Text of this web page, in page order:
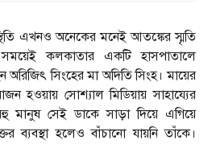
এখনও অনেকের মনেই আতঙ্কের স্মৃতি
কলকাতার একটি হাসপাতালে
অরিজিৎ সিংহের মা অদিতি সিংহ। মায়ের
হওয়ায় সোশ্যাল মিডিয়ায় সাহায্যের
মানুষ সেই ডাকে সাড়া দিয়ে এগিয়ে
ব্যবস্থা হলেও বাঁচানো যায়নি তাঁকে।